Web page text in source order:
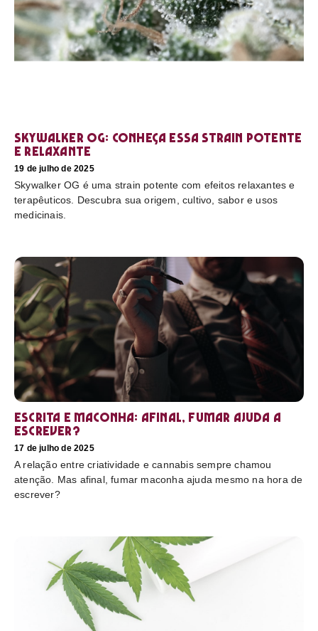
Skywalker OG: conheça essa strain potente
e relaxante
19 de julho de 2025
Skywalker OG é uma strain potente com efeitos relaxantes e
terapêuticos. Descubra sua origem, cultivo, sabor e usos
medicinais.
Escrita e maconha: afinal, fumar ajuda a
escrever?
17 de julho de 2025
A relação entre criatividade e cannabis sempre chamou
atenção. Mas afinal, fumar maconha ajuda mesmo na hora de
escrever?